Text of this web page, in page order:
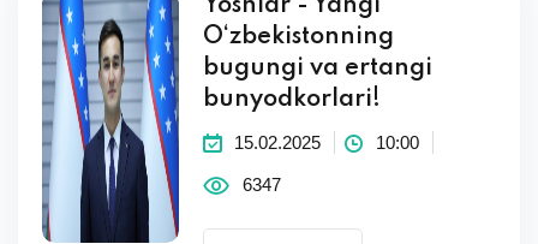
Yoshlar - Yangi
O‘zbekistonning
bugungi va ertangi
bunyodkorlari!
15.02.2025 10:00
6347